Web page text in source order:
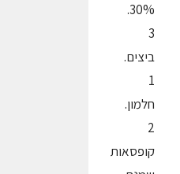
30%.
3
ביצים.
1
חלמון.
2
קופסאות